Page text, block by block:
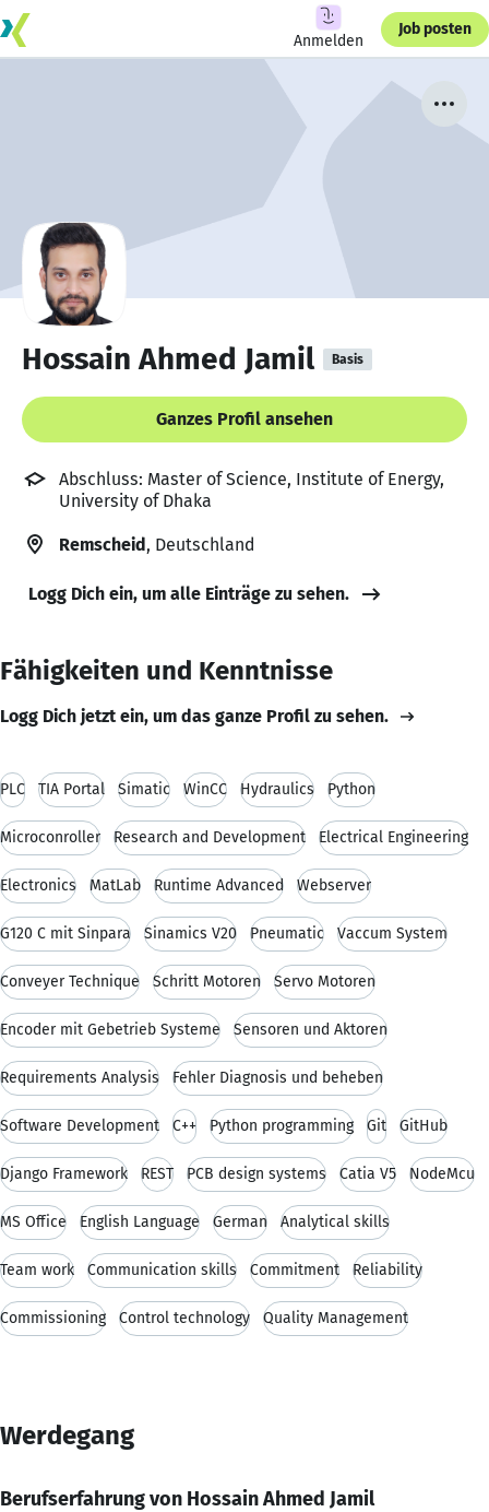
Anmelden
Job posten
Hossain Ahmed Jamil Basis
Ganzes Profil ansehen
Abschluss: Master of Science, Institute of Energy,
University of Dhaka
Remscheid, Deutschland
Logg Dich ein, um alle Einträge zu sehen.
Fähigkeiten und Kenntnisse
Logg Dich jetzt ein, um das ganze Profil zu sehen.
PLC TIA Portal Simatic WinCC Hydraulics Python
Microconroller Research and Development Electrical Engineering
Electronics MatLab Runtime Advanced Webserver
G120 C mit Sinpara Sinamics V20 Pneumatic Vaccum System
Conveyer Technique Schritt Motoren Servo Motoren
Encoder mit Gebetrieb Systeme Sensoren und Aktoren
Requirements Analysis Fehler Diagnosis und beheben
Software Development C++ Python programming Git GitHub
Django Framework REST PCB design systems Catia V5 NodeMcu
MS Office English Language German Analytical skills
Team work Communication skills Commitment Reliability
Commissioning Control technology Quality Management
Werdegang
Berufserfahrung von Hossain Ahmed Jamil